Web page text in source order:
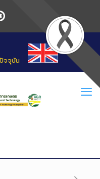
จจุบัน